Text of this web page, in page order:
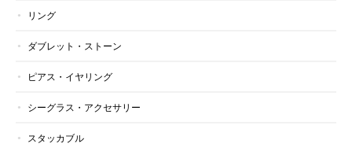
リング
ダブレット・ストーン
ピアス・イヤリング
シーグラス・アクセサリー
スタッカブル